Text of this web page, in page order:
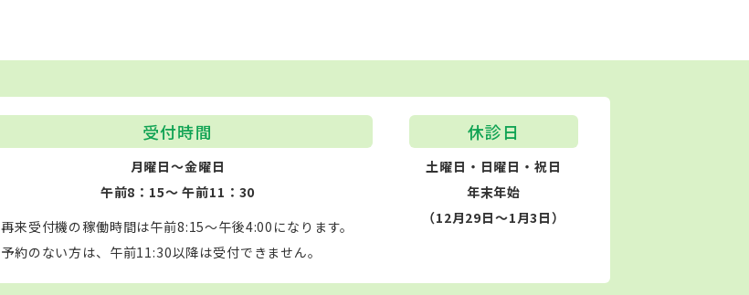
受付時間
月曜日～金曜日
午前8：15～ 午前11：30
再来受付機の稼働時間は午前8:15～午後4:00になります。
予約のない方は、午前11:30以降は受付できません。
休診日
土曜日・日曜日・祝日
年末年始
（12月29日～1月3日）